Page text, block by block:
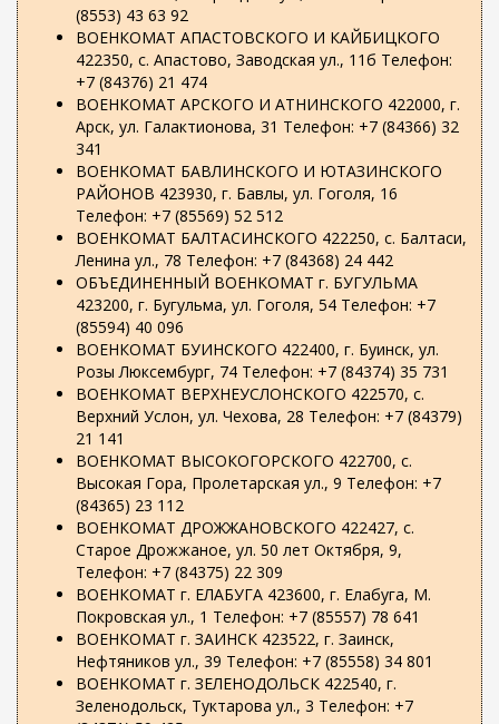
(8553) 43 63 92
ВОЕНКОМАТ АПАСТОВСКОГО И КАЙБИЦКОГО
422350, с. Апастово, Заводская ул., 11б Телефон:
+7 (84376) 21 474
ВОЕНКОМАТ АРСКОГО И АТНИНСКОГО 422000, г.
Арск, ул. Галактионова, 31 Телефон: +7 (84366) 32
341
ВОЕНКОМАТ БАВЛИНСКОГО И ЮТАЗИНСКОГО
РАЙОНОВ 423930, г. Бавлы, ул. Гоголя, 16
Телефон: +7 (85569) 52 512
ВОЕНКОМАТ БАЛТАСИНСКОГО 422250, с. Балтаси,
Ленина ул., 78 Телефон: +7 (84368) 24 442
ОБЪЕДИНЕННЫЙ ВОЕНКОМАТ г. БУГУЛЬМА
423200, г. Бугульма, ул. Гоголя, 54 Телефон: +7
(85594) 40 096
ВОЕНКОМАТ БУИНСКОГО 422400, г. Буинск, ул.
Розы Люксембург, 74 Телефон: +7 (84374) 35 731
ВОЕНКОМАТ ВЕРХНЕУСЛОНСКОГО 422570, с.
Верхний Услон, ул. Чехова, 28 Телефон: +7 (84379)
21 141
ВОЕНКОМАТ ВЫСОКОГОРСКОГО 422700, с.
Высокая Гора, Пролетарская ул., 9 Телефон: +7
(84365) 23 112
ВОЕНКОМАТ ДРОЖЖАНОВСКОГО 422427, с.
Старое Дрожжаное, ул. 50 лет Октября, 9,
Телефон: +7 (84375) 22 309
ВОЕНКОМАТ г. ЕЛАБУГА 423600, г. Елабуга, М.
Покровская ул., 1 Телефон: +7 (85557) 78 641
ВОЕНКОМАТ г. ЗАИНСК 423522, г. Заинск,
Нефтяников ул., 39 Телефон: +7 (85558) 34 801
ВОЕНКОМАТ г. ЗЕЛЕНОДОЛЬСК 422540, г.
Зеленодольск, Туктарова ул., 3 Телефон: +7